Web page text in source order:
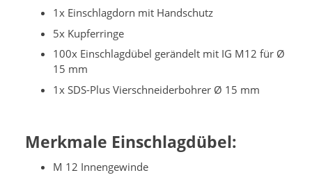
1x Einschlagdorn mit Handschutz
5x Kupferringe
100x Einschlagdübel gerändelt mit IG M12 für Ø
15 mm
1x SDS-Plus Vierschneiderbohrer Ø 15 mm
Merkmale Einschlagdübel:
M 12 Innengewinde